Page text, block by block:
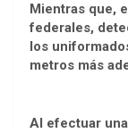
Mientras que,
federales,
los
metros más
Al efectuar